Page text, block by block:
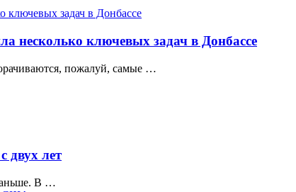
несколько ключевых задач в Донбассе
пожалуй, самые …
двух лет
В …